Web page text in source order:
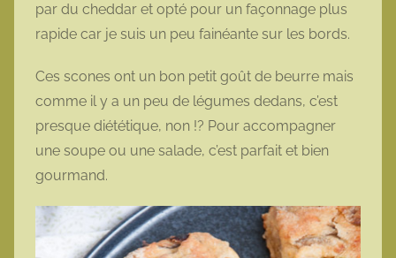
par du cheddar et opté pour un façonnage plus
rapide car je suis un peu fainéante sur les bords.
Ces scones ont un bon petit goût de beurre mais
comme il y a un peu de légumes dedans, c’est
presque diététique, non !? Pour accompagner
une soupe ou une salade, c’est parfait et bien
gourmand.